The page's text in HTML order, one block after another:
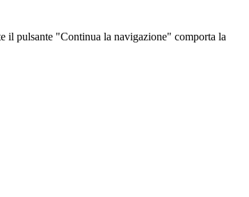
il pulsante "Continua la navigazione" comporta la